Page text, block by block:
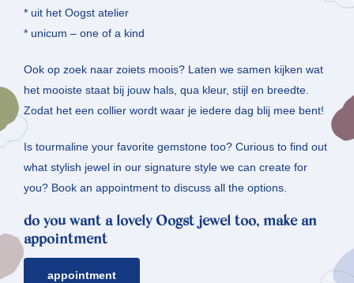
* uit het Oogst atelier
* unicum – one of a kind
Ook op zoek naar zoiets moois? Laten we samen kijken wat
het mooiste staat bij jouw hals, qua kleur, stijl en breedte.
Zodat het een collier wordt waar je iedere dag blij mee bent!
Is tourmaline your favorite gemstone too? Curious to find out
what stylish jewel in our signature style we can create for
you? Book an appointment to discuss all the options.
do you want a lovely Oogst jewel too, make an
appointment
appointment